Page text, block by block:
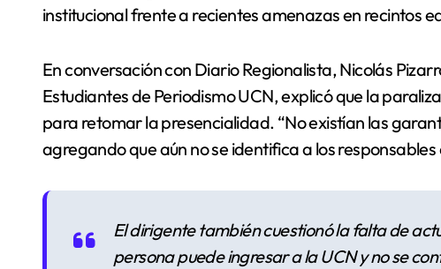
institucional frente a recientes amenazas en recintos
En conversación con Diario Regionalista, Nicolás
Estudiantes de Periodismo UCN, explicó que la
para retomar la presencialidad. “No existían las
agregando que aún no se identifica a los
El dirigente también cuestionó la falta de
persona puede ingresar a la UCN y no se